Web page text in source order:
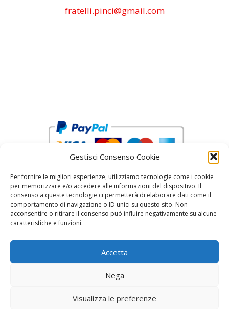
Gestisci Consenso Cookie
Per fornire le migliori esperienze, utilizziamo tecnologie come i cookie
per memorizzare e/o accedere alle informazioni del dispositivo. Il
consenso a queste tecnologie ci permetterà di elaborare dati come il
comportamento di navigazione o ID unici su questo sito. Non
acconsentire o ritirare il consenso può influire negativamente su alcune
caratteristiche e funzioni.
Accetta
Nega
Visualizza le preferenze
fratelli.pinci@gmail.com
reCAPTCHA Google’s Privacy Policy and
© 2026 Fratelli Pinci by Fonderia Fattorini